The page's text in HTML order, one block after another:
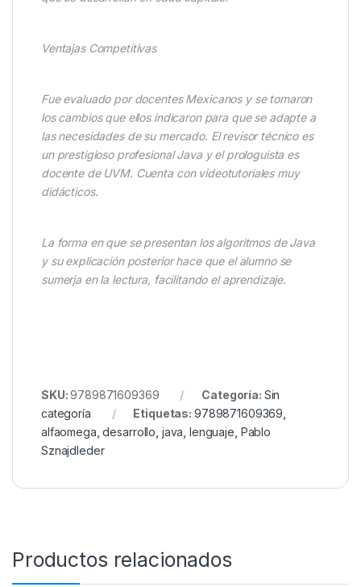
Ventajas Competitivas
Fue evaluado por docentes Mexicanos y se tomaron
los cambios que ellos indicaron para que se adapte a
las necesidades de su mercado. El revisor técnico es
un prestigioso profesional Java y el prologuista es
docente de UVM. Cuenta con videotutoriales muy
didácticos.
La forma en que se presentan los algoritmos de Java
y su explicación posterior hace que el alumno se
sumerja en la lectura, facilitando el aprendizaje.
SKU:9789871609369 Categoría: Sin
categoría
Etiquetas: 9789871609369
alfaomega ,desarrollo java ,lenguaje Pablo
Sznajdleder
Productos relacionados